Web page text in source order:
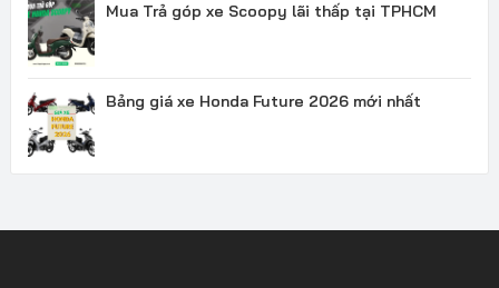
Mua Trả góp xe Scoopy lãi thấp tại TPHCM
Bảng giá xe Honda Future 2026 mới nhất